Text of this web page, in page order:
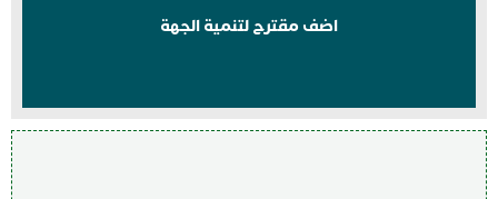
اضف مقترح لتنمية الجهة